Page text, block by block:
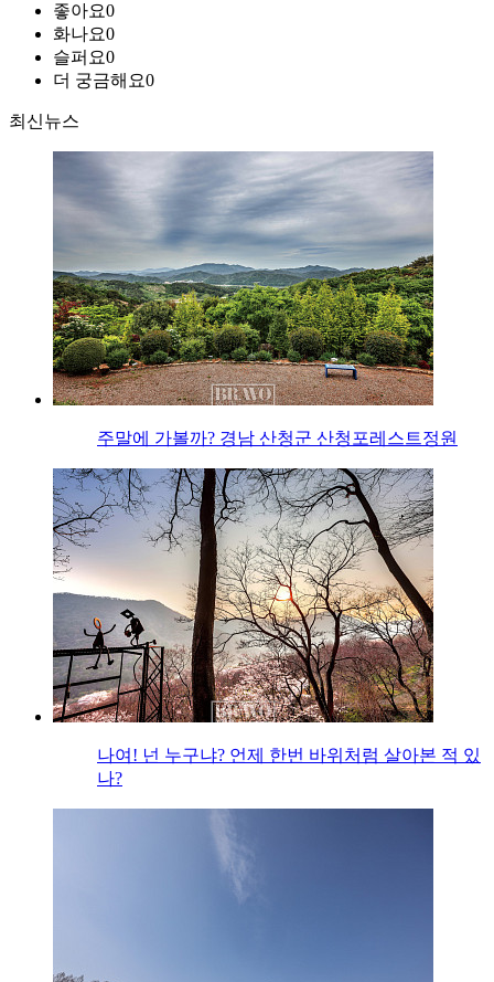
좋아요0
화나요0
슬퍼요0
더 궁금해요0
최신뉴스
주말에 가볼까? 경남 산청군 산청포레스트정원
나여! 넌 누구냐? 언제 한번 바위처럼 살아본 적 있
나?